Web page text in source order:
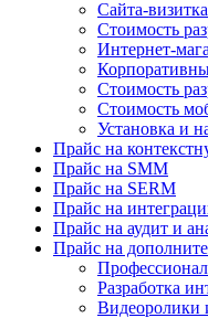
Cайта-визитка
Стоимость
Интернет-
Стоимость
Стоимость
Установка и
Прайс на
Прайс на SMM
Прайс на SERM
Прайс на
Прайс на аудит и
Прайс на
Разработка
Видеоролики